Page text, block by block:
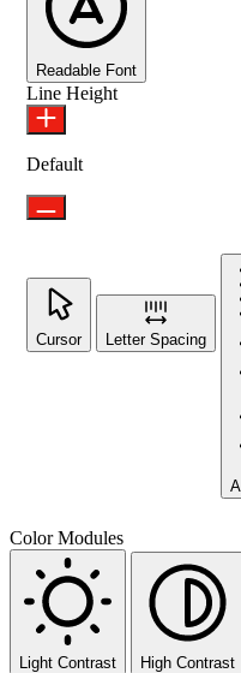
Readable Font
Line Height
Default
Cursor Letter Spacing
Color Modules
Light Contrast High Contrast